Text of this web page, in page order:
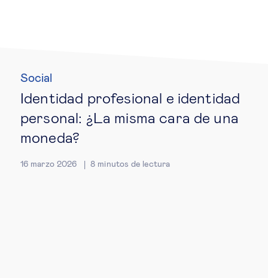
Insights & knowledge by
Social
Identidad profesional e identidad
personal: ¿La misma cara de una
moneda?
16 marzo 2026 8 minutos de lectura